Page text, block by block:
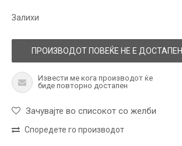
Залихи
ПРОИЗВОДОТ ПОВЕЌЕ НЕ Е ДОСТАПЕН
Извести ме кога производот ќе
биде повторно достапен
Зачувајте во списокот со желби
Споредете го производот